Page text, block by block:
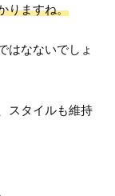
りますね。
はなないでしょ
スタイルも維持